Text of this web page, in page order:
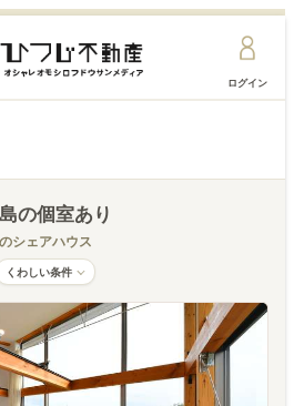
ログイン
の個室あり
のシェアハウス
くわしい条件